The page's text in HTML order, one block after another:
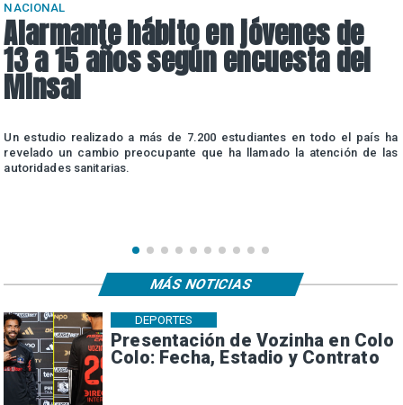
NACIONAL
Alarmante hábito en jóvenes de
13 a 15 años según encuesta del
Minsal
Un estudio realizado a más de 7.200 estudiantes en todo el país ha
revelado un cambio preocupante que ha llamado la atención de las
autoridades sanitarias.
Presentación de Vozinha en Colo
Colo: Fecha, Estadio y Contrato
DEPORTES
MÁS NOTICIAS